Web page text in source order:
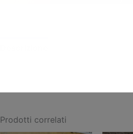
Browning 22lr smontabile rif.F7-
Prodotti correlati